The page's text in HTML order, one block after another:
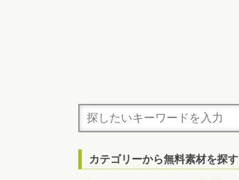
カテゴリーから無料素材を探す